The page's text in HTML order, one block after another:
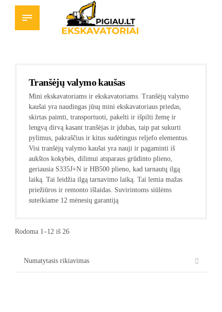
Tranšėjų valymo kaušas
Mini ekskavatoriams ir ekskavatoriams. Tranšėjų valymo
kaušai yra naudingas jūsų mini ekskavatoriaus priedas,
skirtas paimti, transportuoti, pakelti ir išpilti žemę ir
lengvą dirvą kasant tranšėjas ir įdubas, taip pat sukurti
pylimus, pakraščius ir kitus sudėtingus reljefo elementus.
Visi tranšėjų valymo kaušai yra nauji ir pagaminti iš
aukštos kokybės, dilimui atsparaus grūdinto plieno,
geriausia S335J+N ir HB500 plieno, kad tarnautų ilgą
laiką. Tai leidžia ilgą tarnavimo laiką. Tai lemia mažas
priežiūros ir remonto išlaidas. Suvirintoms siūlėms
suteikiame 12 mėnesių garantiją
Rodoma 1–12 iš 26